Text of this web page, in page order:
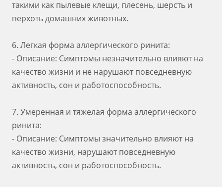
такими как пылевые клещи, плесень, шерсть и
перхоть домашних животных.
6. Легкая форма аллергического ринита:
- Описание: Симптомы незначительно влияют на
качество жизни и не нарушают повседневную
активность, сон и работоспособность.
7. Умеренная и тяжелая форма аллергического
ринита:
- Описание: Симптомы значительно влияют на
качество жизни, нарушают повседневную
активность, сон и работоспособность.